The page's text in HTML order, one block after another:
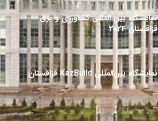
نمایشگاه بین المللی کشاورزی و برق
قزاقستان 2024
26 جولای 2024
نمایشگاه بین‌المللی KazBuild قزاقستان
20 جولای 2024